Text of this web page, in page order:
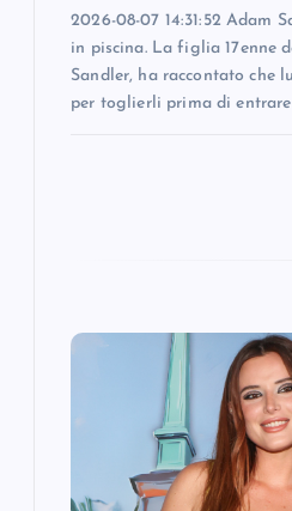
2026-08-07 14:31:52 Adam
in piscina. La figlia 17enne
Sandler, ha raccontato che
per toglierli prima di